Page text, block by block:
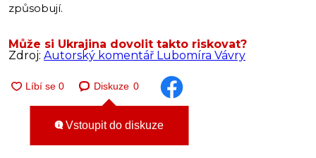
způsobují.
Může si Ukrajina dovolit takto riskovat?
Zdroj: Autorský komentář Lubomíra Vávry
Diskuze 0
Vstoupit do diskuze